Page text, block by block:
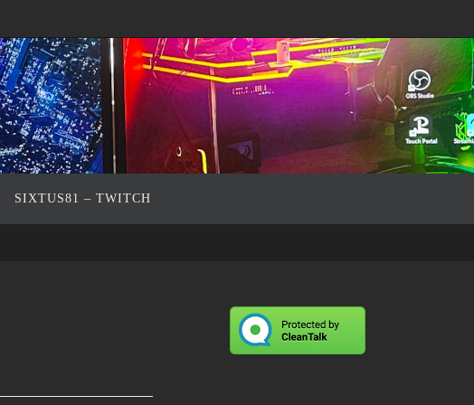
SIXTUS81 – TWITCH